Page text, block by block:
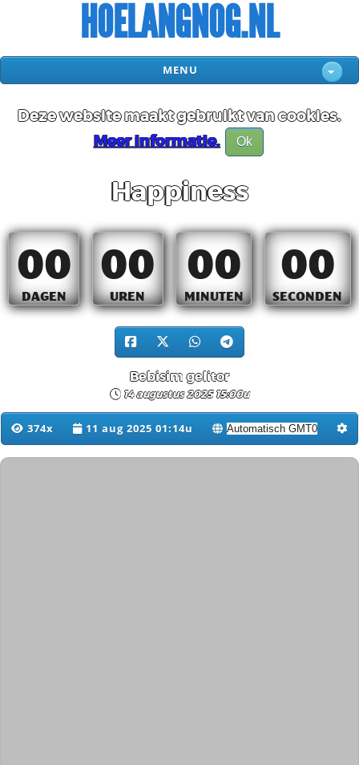
HOELANGNOG.NL
MENU
Deze website maakt gebruikt van cookies.
Meer informatie.
Ok
Happiness
00
DAGEN
00
UREN
00
MINUTEN
00
SECONDEN
Bebisim gelitor
14 augustus 2025 15:00u
374x 11 aug 2025 01:14u